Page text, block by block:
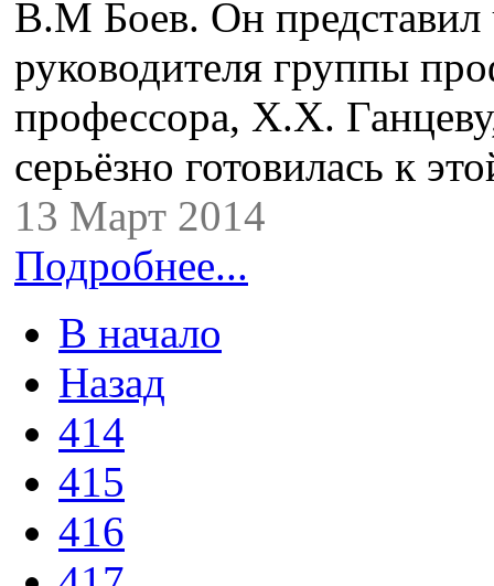
В.М Боев. Он представил
руководителя группы
профессора, Х.Х.
серьёзно готовилась к
13 Март 2014
Подробнее...
В начало
Назад
414
415
416